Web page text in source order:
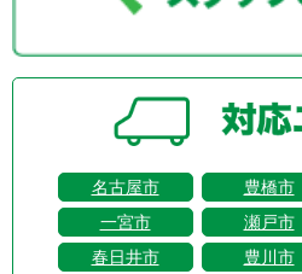
名古屋市 豊橋市
一宮市
瀬戸市
春日井市
豊川市